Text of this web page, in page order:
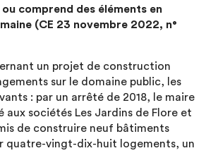
comprend des éléments en
(CE 23 novembre 2022, n°
un projet de construction
sur le domaine public, les
: par un arrêté de 2018, le maire
aux sociétés Les Jardins de Flore et
de construire neuf bâtiments
quatre-vingt-dix-huit logements, un